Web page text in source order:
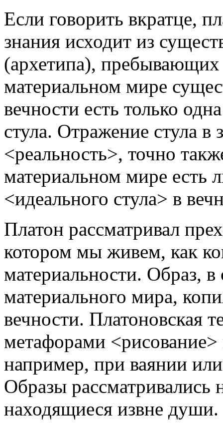
Если говорить вкратце,
знания исходит из
(архетипа), пребывающих
материальном мире
вечности есть только
стула. Отражение стула
<реальность>, точно
материальном мире есть
<идеального стула> в
Платон рассматривал
котором мы живем, как
материальности. Образ,
материального мира,
вечности. Платоновская
метафорами
например, при ваянии
Образы рассматривались
находящиеся извне души.